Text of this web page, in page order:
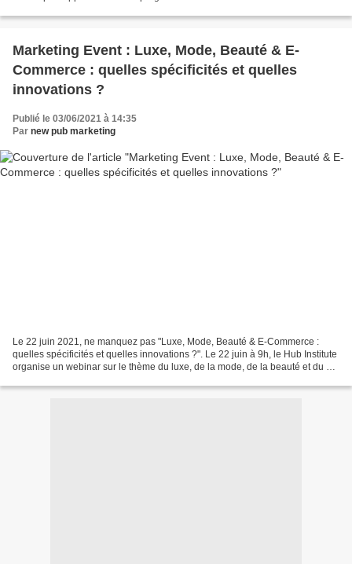
Marketing Event : Luxe, Mode, Beauté & E-
Commerce : quelles spécificités et quelles
innovations ?
Publié le 03/06/2021 à 14:35
Par new pub marketing
Le 22 juin 2021, ne manquez pas "Luxe, Mode, Beauté & E-Commerce :
quelles spécificités et quelles innovations ?". Le 22 juin à 9h, le Hub Institute
organise un webinar sur le thème du luxe, de la mode, de la beauté et du e-